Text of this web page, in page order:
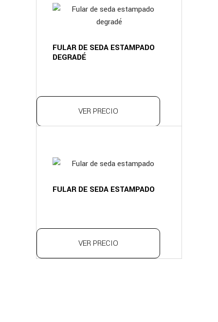
FULAR DE SEDA ESTAMPADO
DEGRADÉ
VER PRECIO
FULAR DE SEDA ESTAMPADO
VER PRECIO